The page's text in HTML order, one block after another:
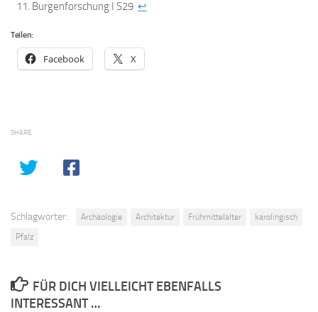
Burgenforschung I S29 ↩
Teilen:
Facebook X
SHARE
Schlagwörter: Archäologie Architektur Frühmittelalter
karolingisch
Pfalz
FÜR DICH VIELLEICHT EBENFALLS
INTERESSANT …